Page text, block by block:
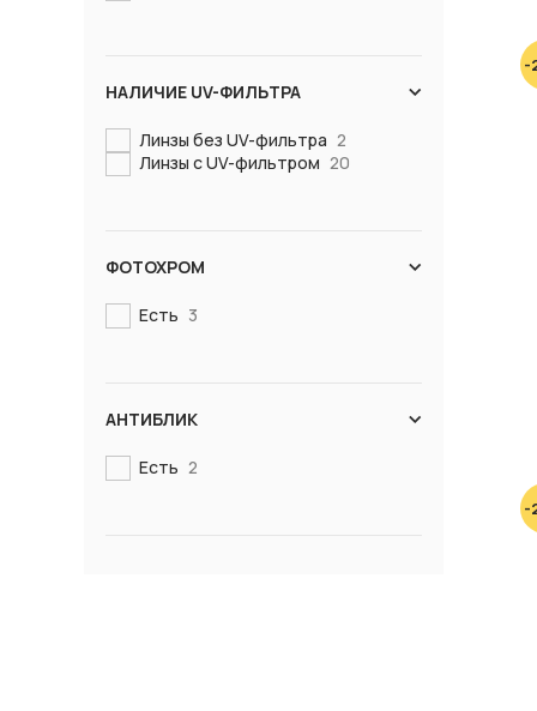
НАЛИЧИЕ UV-ФИЛЬТРА
Линзы без UV-фильтра 2
Линзы с UV-фильтром 20
ФОТОХРОМ
Есть 3
АНТИБЛИК
Есть 2
-
-